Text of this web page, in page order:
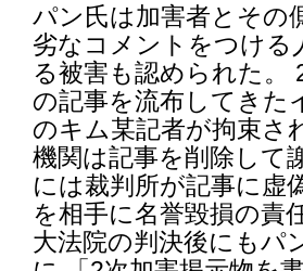
パン氏は加害者とその
劣なコメントをつける
る被害も認められた。
の記事を流布してきた
のキム某記者が拘束さ
機関は記事を削除して
には裁判所が記事に虚
を相手に名誉毀損の責
大法院の判決後にもパ